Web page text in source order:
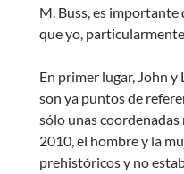
M. Buss, es importante
que yo,
En primer lugar, John
son ya puntos de
sólo unas
2010, el hombre y la
prehistóricos y no